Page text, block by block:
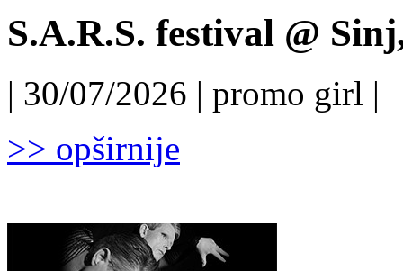
S.A.R.S. festival @
| 30/07/2026 | promo girl |
>> opširnije